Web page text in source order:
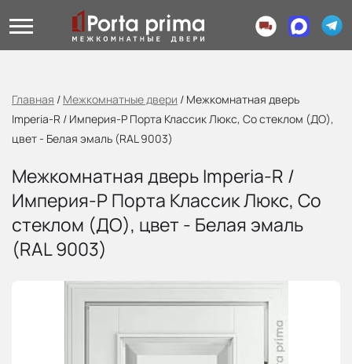
Главная / Межкомнатные двери / Межкомнатная дверь
Imperia-R / Империя-Р Порта Классик Люкс, Со стеклом (ДО),
цвет - Белая эмаль (RAL 9003)
Межкомнатная дверь Imperia-R /
Империя-Р Порта Классик Люкс, Со
стеклом (ДО), цвет - Белая эмаль
(RAL 9003)